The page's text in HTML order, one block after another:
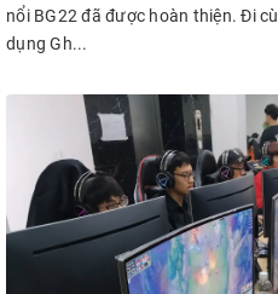
nổi BG22 đã được hoàn thiện. Đi
dụng Gh...